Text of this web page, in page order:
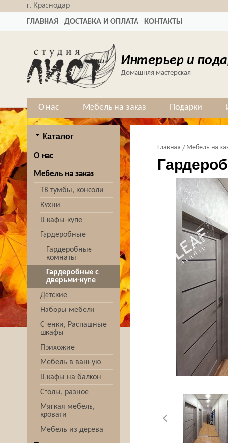
г. Краснодар
ГЛАВНАЯ
ДОСТАВКА И ОПЛАТА КОНТАКТЫ
Интерьер и
Домашняя мастерская
О нас Мебель на заказ Подарки
Каталог
О нас
Мебель на заказ
ТВ тумбы, консоли
Кухни
Шкафы-купе
Гардеробные
Гардеробные
комнаты
Гардеробные с
дверьми-купе
Детские
Наборы мебели
Стенки, Распашные
шкафы
Прихожие
Мебель в ванную
Шкафы на балкон
Столы, разное
Мягкая мебель,
кровати
Мебель из дерева
Главная Мебель на